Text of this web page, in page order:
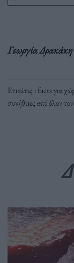
Γεωργία Δρακάκη
Ετικέτες : facts για
συνήθειες από όλον